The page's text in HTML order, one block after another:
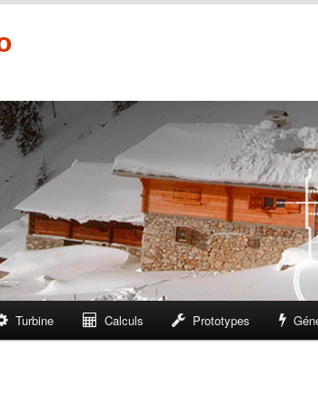
Turbine Calculs Prototypes